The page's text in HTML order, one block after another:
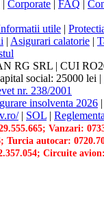
| Corporate | FAQ |
utile |
| Asigurari calatorie |
RG SRL | CUI
social: 25000 lei |
nr. 238/2001
insolventa 2026 |
| SOL |
Vanzari:
Turcia autocar:
Circuite